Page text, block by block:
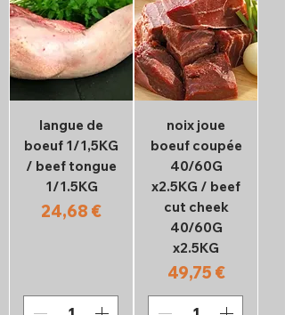
langue de
boeuf 1/1,5KG
/ beef tongue
1/1.5KG
Prix
24,68 €
noix joue
boeuf coupée
40/60G
x2.5KG / beef
cut cheek
40/60G
x2.5KG
Prix
49,75 €